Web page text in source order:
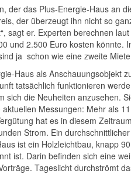
der das Plus-Energie-Haus an
der überzeugt ihn nicht so
sagt er. Experten berechnen
und 2.500 Euro kosten könnte.
ja schon wie eine zweite
Haus als Anschauungsobjekt
tatsächlich funktionieren
sich die Neuheiten anzusehen.
Messungen: Mehr als
hat es in diesem
Strom. Ein
ist ein Holzleichtbau, knapp
ist. Darin befinden sich eine
Tageslicht durchströmt